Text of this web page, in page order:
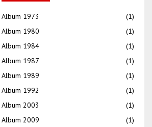
Album 1973
(1)
Album 1980
(1)
Album 1984
(1)
Album 1987
(1)
Album 1989
(1)
Album 1992
(1)
Album 2003
(1)
Album 2009
(1)